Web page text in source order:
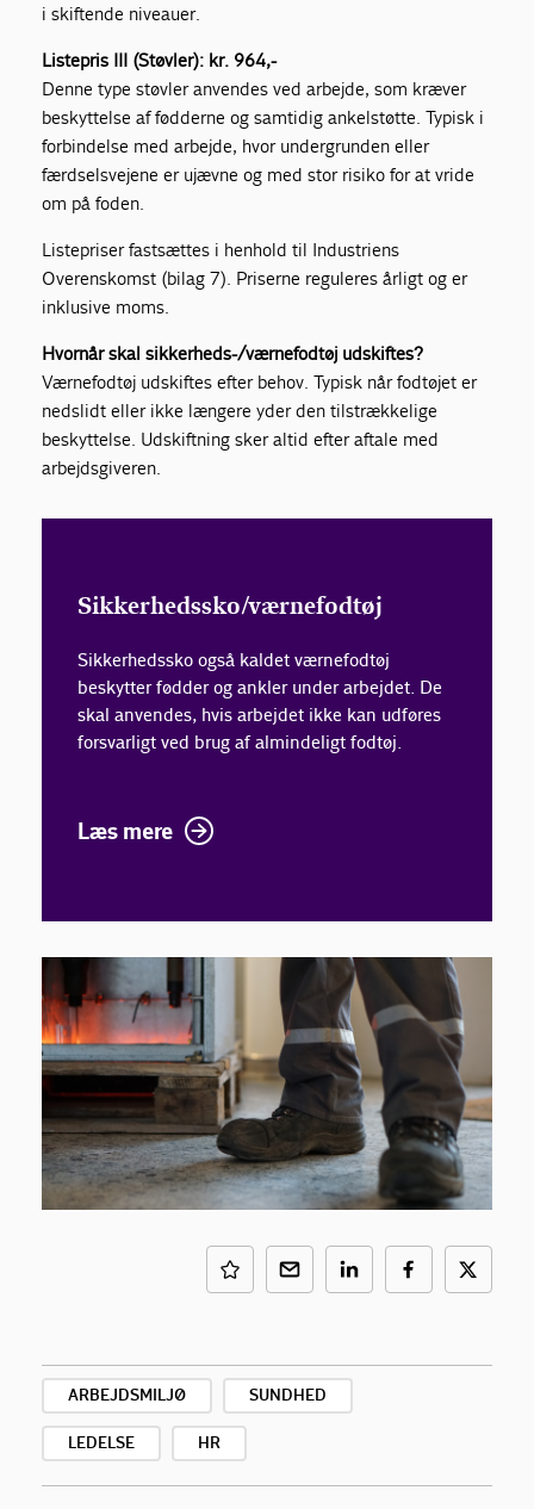
i skiftende niveauer.
Listepris III (Støvler): kr. 964,-
Denne type støvler anvendes ved arbejde, som kræver
beskyttelse af fødderne og samtidig ankelstøtte. Typisk i
forbindelse med arbejde, hvor undergrunden eller
færdselsvejene er ujævne og med stor risiko for at vride
om på foden.
Listepriser fastsættes i henhold til Industriens
Overenskomst (bilag 7). Priserne reguleres årligt og er
inklusive moms.
Hvornår skal sikkerheds-/værnefodtøj udskiftes?
Værnefodtøj udskiftes efter behov. Typisk når fodtøjet er
nedslidt eller ikke længere yder den tilstrækkelige
beskyttelse. Udskiftning sker altid efter aftale med
arbejdsgiveren.
Sikkerhedssko/værnefodtøj
Sikkerhedssko også kaldet værnefodtøj
beskytter fødder og ankler under arbejdet. De
skal anvendes, hvis arbejdet ikke kan udføres
forsvarligt ved brug af almindeligt fodtøj.
Læs mere
ARBEJDSMILJØ SUNDHED
LEDELSE HR